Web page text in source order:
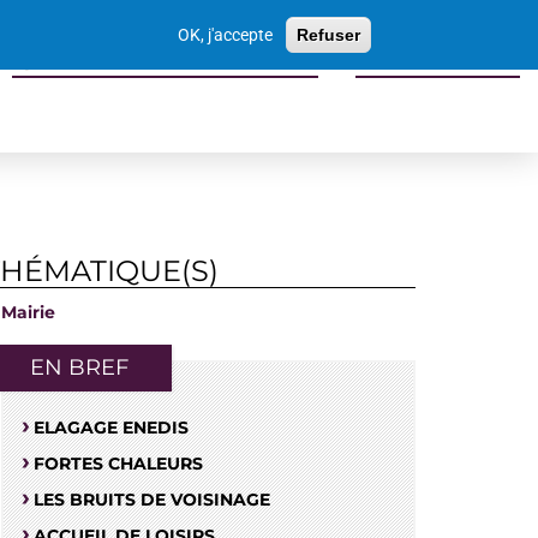
OK, j'accepte Refuser
Sports culture loisirs tourisme
Mairie
EN BREF
ELAGAGE ENEDIS
FORTES CHALEURS
LES BRUITS DE VOISINAGE